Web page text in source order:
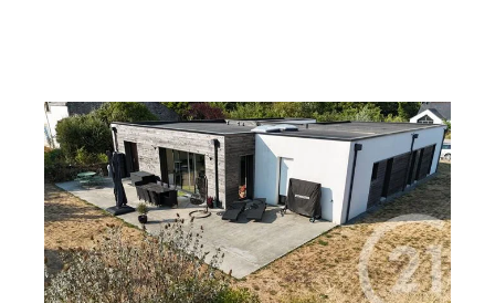
ST ARMEL 56
181 m2, 7 pièces
Ref : 13597
Maison à vendre
682 500 €